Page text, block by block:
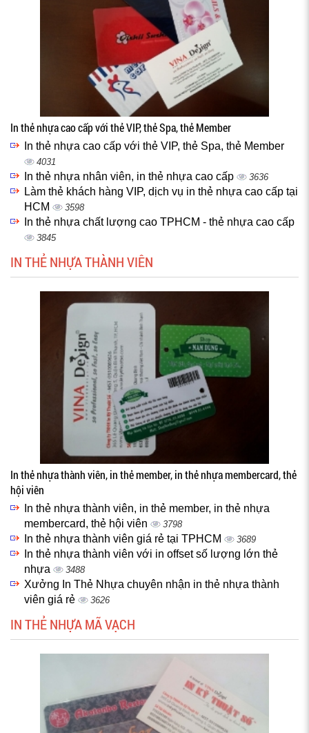
In thẻ nhựa cao cấp với thẻ VIP, thẻ Spa, thẻ Member
In thẻ nhựa cao cấp với thẻ VIP, thẻ Spa, thẻ Member
4031
In thẻ nhựa nhân viên, in thẻ nhựa cao cấp 3636
Làm thẻ khách hàng VIP, dịch vụ in thẻ nhựa cao cấp tại
HCM
3598
In thẻ nhựa chất lượng cao TPHCM - thẻ nhựa cao cấp
3845
IN THẺ NHỰA THÀNH VIÊN
In thẻ nhựa thành viên, in thẻ member, in thẻ nhựa membercard, thẻ
hội viên
In thẻ nhựa thành viên, in thẻ member, in thẻ nhựa
membercard, thẻ hội viên
3798
In thẻ nhựa thành viên giá rẻ tại TPHCM 3689
In thẻ nhựa thành viên với in offset số lượng lớn thẻ
nhựa
3488
Xưởng In Thẻ Nhựa chuyên nhận in thẻ nhựa thành
viên giá rẻ
3626
IN THẺ NHỰA MÃ VẠCH